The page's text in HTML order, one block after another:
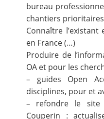
bureau
chantiers
Connaître
en France (…)
Produire de
OA et pour les
– guides Open
disciplines, pour et
– refondre le site
Couperin :